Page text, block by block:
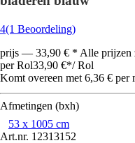
4(1 Beoordeling)
prijs — 33,90 € * Alle prijzen
per Rol33,90 €*/ Rol
Komt overeen met 6,36 € per
Afmetingen (bxh)
53 x 1005 cm
Art.nr. 12313152